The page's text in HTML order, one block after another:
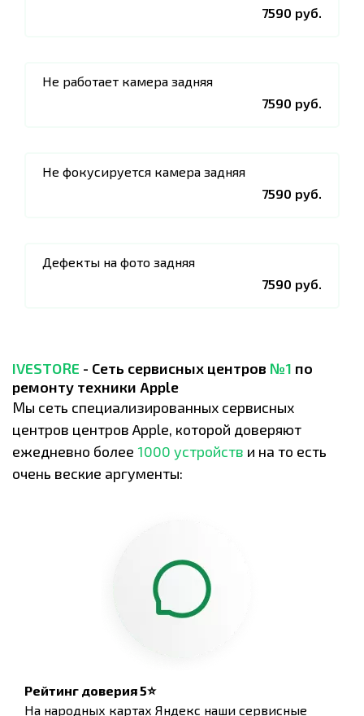
7590 руб.
Не работает камера задняя
7590 руб.
Не фокусируется камера задняя
7590 руб.
Дефекты на фото задняя
7590 руб.
IVESTORE - Сеть сервисных центров №1 по
ремонту техники Apple
Мы сеть специализированных сервисных
центров центров Apple, которой доверяют
ежедневно более 1000 устройств и на то есть
очень веские аргументы:
Рейтинг доверия 5⭐
На народных картах Яндекс наши сервисные